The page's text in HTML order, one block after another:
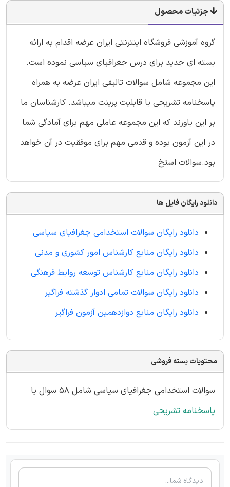
جزئیات محصول
گروه آموزشی فروشگاه اینترنتی ایران عرضه اقدام به ارائه
بسته ای جدید برای درس جغرافیای سیاسی نموده است.
این مجموعه شامل سوالات تالیفی ایران عرضه به همراه
پاسخنامه تشریحی با قابلیت پرینت میباشد. کارشناسان ما
بر این باورند که این مجموعه عاملی مهم برای آمادگی شما
در این آزمون بوده و قدمی مهم برای موفقیت در آن خواهد
بود.سوالات استخ
دانلود رایگان فایل ها
دانلود رایگان سوالات استخدامی جغرافیای سیاسی
دانلود رایگان منابع کارشناس امور کشوری و مدنی
دانلود رایگان منابع کارشناس توسعه روابط فرهنگی
دانلود رایگان سوالات تمامی ادوار گذشته فراگیر
دانلود رایگان منابع دوازدهمین آزمون فراگیر
محتویات بسته فروشی
سوالات استخدامی جغرافیای سیاسی شامل 58 سوال با
پاسخنامه تشریحی